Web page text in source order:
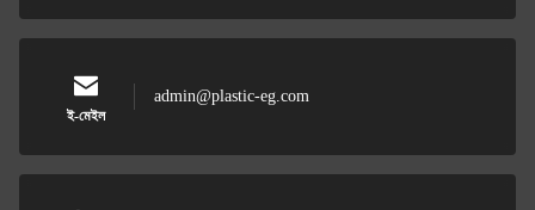
ই-মেইল
admin@plastic-eg.com